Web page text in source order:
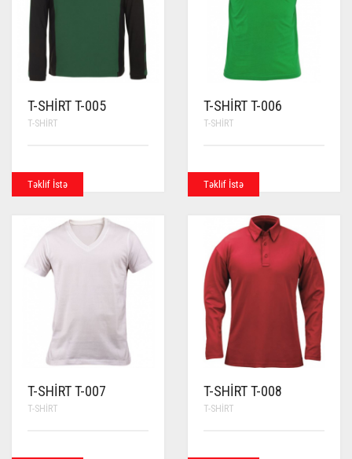
T-SHIRT T-005
T-SHIRT
Təklif İstə
T-SHIRT T-006
T-SHIRT
Təklif İstə
T-SHIRT T-007
T-SHIRT
T-SHIRT T-008
T-SHIRT